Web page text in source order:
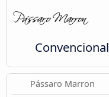
Convencional
Pássaro Marron